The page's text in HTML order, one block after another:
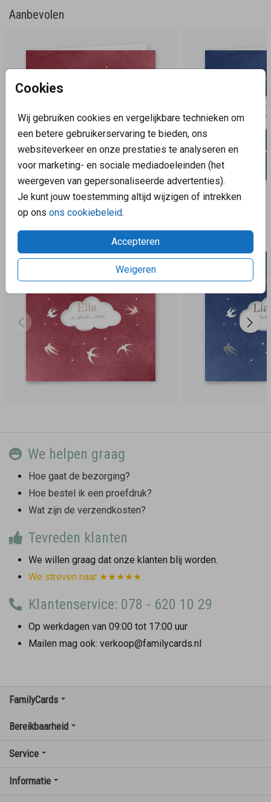
Cookies
Wij gebruiken cookies en vergelijkbare technieken om
een betere gebruikerservaring te bieden, ons
websiteverkeer en onze prestaties te analyseren en
voor marketing- en sociale mediadoeleinden (het
weergeven van gepersonaliseerde advertenties).
Je kunt jouw toestemming altijd wijzigen of intrekken
op ons ons cookiebeleid.
Accepteren
Weigeren
Aanbevolen
Aanbevolen
We helpen graag
Hoe gaat de bezorging?
Hoe bestel ik een proefdruk?
Wat zijn de verzendkosten?
Tevreden klanten
We willen graag dat onze klanten blij worden.
We streven naar ★★★★★.
Klantenservice: 078 - 620 10 29
Op werkdagen van 09:00 tot 17:00 uur
Mailen mag ook: verkoop@familycards.nl
FamilyCards
Bereikbaarheid
Service
Informatie